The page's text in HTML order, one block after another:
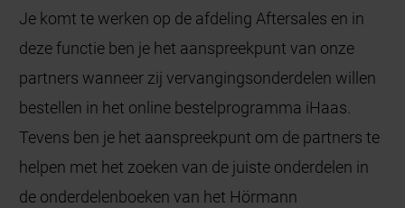
Je komt te werken op de afdeling Aftersales en in
deze functie ben je het aanspreekpunt van onze
partners wanneer zij vervangingsonderdelen willen
bestellen in het online bestelprogramma iHaas.
Tevens ben je het aanspreekpunt om de partners te
helpen met het zoeken van de juiste onderdelen in
de onderdelenboeken van het Hörmann